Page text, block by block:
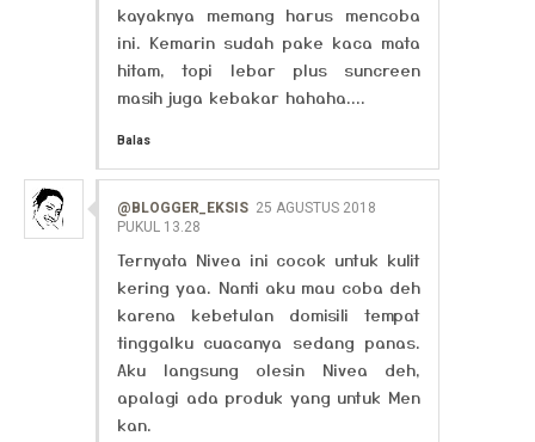
kayaknya memang harus mencoba
ini. Kemarin sudah pake kaca mata
hitam, topi lebar plus suncreen
masih juga kebakar hahaha....
Balas
@BLOGGER_EKSIS 25 AGUSTUS 2018
PUKUL 13.28
Ternyata Nivea ini cocok untuk kulit
kering yaa. Nanti aku mau coba deh
karena kebetulan domisili tempat
tinggalku cuacanya sedang panas.
Aku langsung olesin Nivea deh,
apalagi ada produk yang untuk Men
kan.